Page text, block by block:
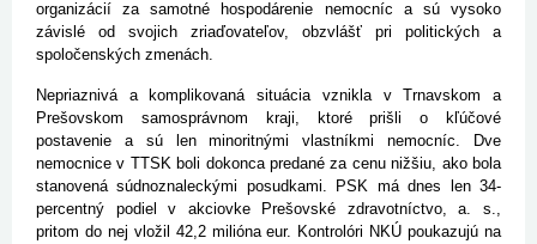
organizácií za samotné hospodárenie nemocníc a sú vysoko
závislé od svojich zriaďovateľov, obzvlášť pri politických a
spoločenských zmenách.
Nepriaznivá a komplikovaná situácia vznikla v Trnavskom a
Prešovskom samosprávnom kraji, ktoré prišli o kľúčové
postavenie a sú len minoritnými vlastníkmi nemocníc. Dve
nemocnice v TTSK boli dokonca predané za cenu nižšiu, ako bola
stanovená súdnoznaleckými posudkami. PSK má dnes len 34-
percentný podiel v akciovke Prešovské zdravotníctvo, a. s.,
pritom do nej vložil 42,2 milióna eur. Kontrolóri NKÚ poukazujú na